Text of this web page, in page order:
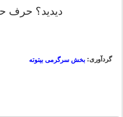
دیدید؟ حرف
گردآوری: بخش سرگرمی بیتوته